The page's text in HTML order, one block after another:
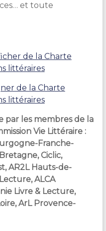
et toute
de la Charte
littéraires
de la Charte
littéraires
par les membres de la
Vie Littéraire :
Franche-
Ciclic,
AR2L Hauts-de-
ALCA
Livre & Lecture,
ArL Provence-